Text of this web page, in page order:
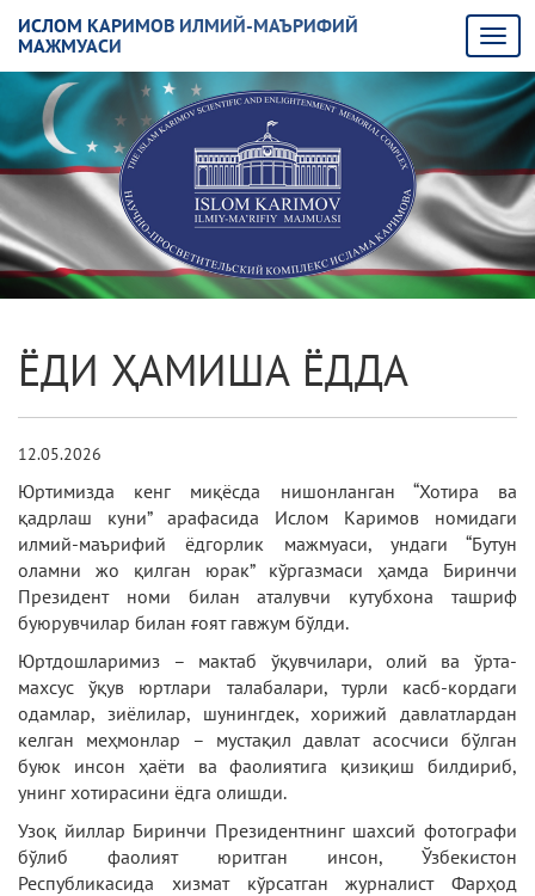
ИСЛОМ КАРИМОВ ИЛМИЙ-МАЪРИФИЙ
МАЖМУАСИ
ЁДИ ҲАМИША ЁДДА
12.05.2026
Юртимизда кенг миқёсда нишонланган “Хотира ва
қадрлаш куни” арафасида Ислом Каримов номидаги
илмий-маърифий ёдгорлик мажмуаси, ундаги “Бутун
оламни жо қилган юрак” кўргазмаси ҳамда Биринчи
Президент номи билан аталувчи кутубхона ташриф
буюрувчилар билан ғоят гавжум бўлди.
Юртдошларимиз – мактаб ўқувчилари, олий ва ўрта-
махсус ўқув юртлари талабалари, турли касб-кордаги
одамлар, зиёлилар, шунингдек, хорижий давлатлардан
келган меҳмонлар – мустақил давлат асосчиси бўлган
буюк инсон ҳаёти ва фаолиятига қизиқиш билдириб,
унинг хотирасини ёдга олишди.
Узоқ йиллар Биринчи Президентнинг шахсий фотографи
бўлиб фаолият юритган инсон, Ўзбекистон
Республикасида хизмат кўрсатган журналист Фарҳод